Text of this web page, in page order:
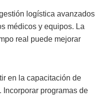
logística avanzados
médicos y equipos. La
real puede mejorar
en la capacitación de
programas de